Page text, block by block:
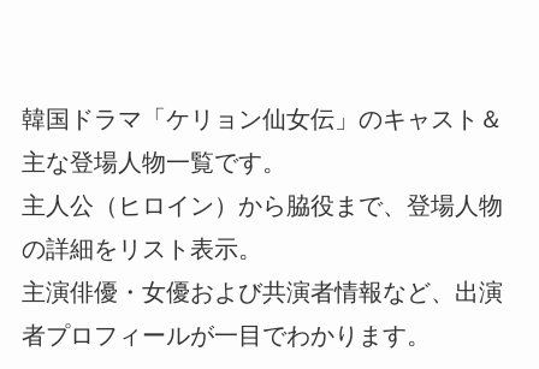
韓国ドラマ「ケリョン仙女伝」のキャスト＆
主な登場人物一覧です。
主人公（ヒロイン）から脇役まで、登場人物
の詳細をリスト表示。
主演俳優・女優および共演者情報など、出演
者プロフィールが一目でわかります。